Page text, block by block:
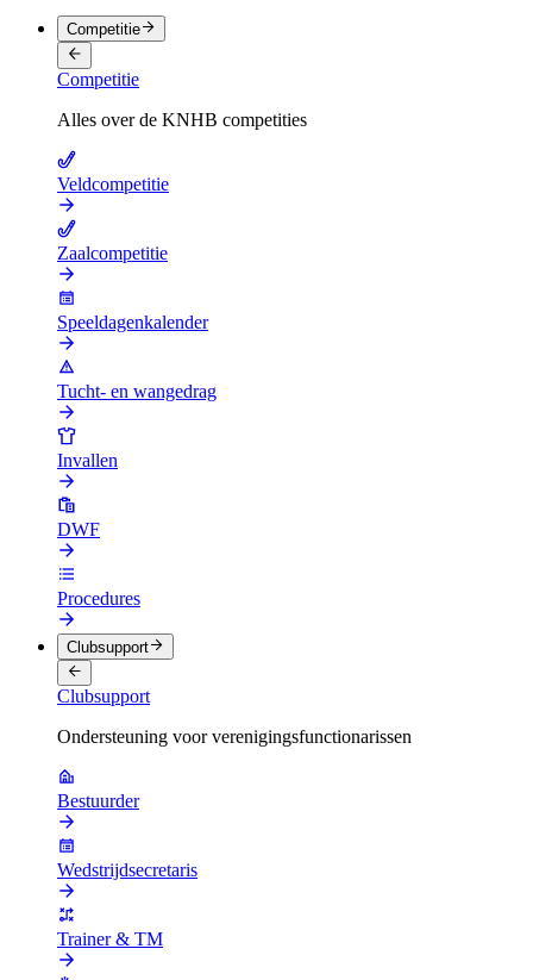
Competitie
Competitie
Alles over de KNHB competities
Veldcompetitie
Zaalcompetitie
Speeldagenkalender
Tucht- en wangedrag
Invallen
DWF
Procedures
Clubsupport
Clubsupport
Ondersteuning voor verenigingsfunctionarissen
Bestuurder
Wedstrijdsecretaris
Trainer & TM